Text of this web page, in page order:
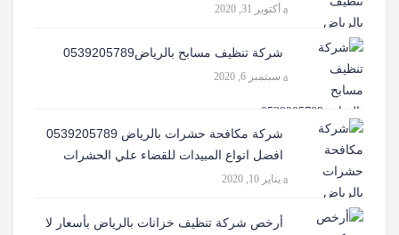
أكتوبر 31, 2020
شركة تنظيف مسابح بالرياض0539205789
سبتمبر 6, 2020
شركة مكافحة حشرات بالرياض 0539205789
افضل انواع المبيدات للقضاء علي الحشرات
يناير 10, 2020
أرخص شركة تنظيف خزانات بالرياض بأسعار لا